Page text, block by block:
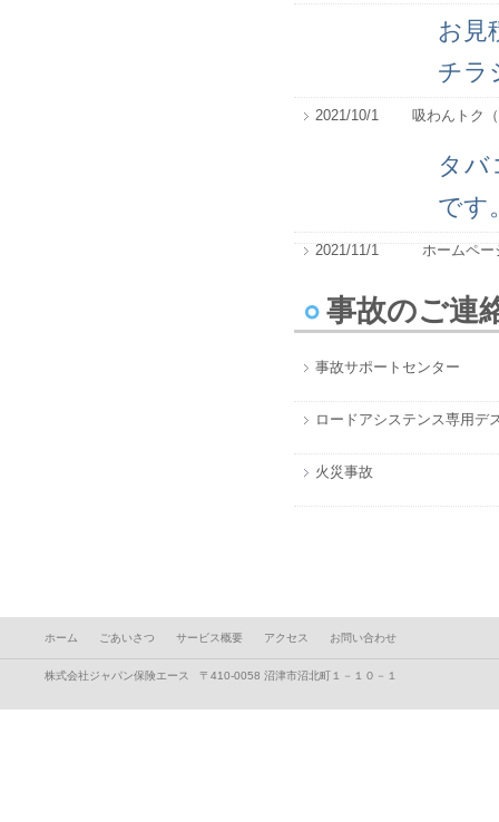
お見
チラ
2021/10/1 吸わんトク（
タ
です
2021/11/1 ホームペー
事故のご連
事故サポートセンター
ロードアシステンス専用デ
火災事故
ホーム ごあいさつ サービス概要 アクセス お問い合わせ
株式会社ジャパン保険エース 〒410-0058 沼津市沼北町１－１０－１